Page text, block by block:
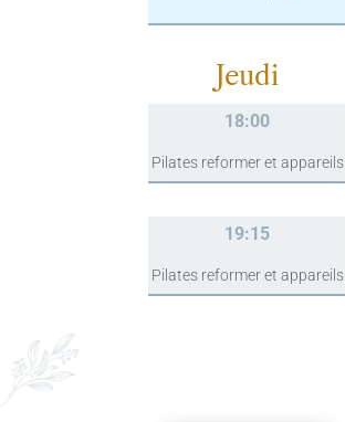
Jeudi
18:00
Pilates reformer et appareils
19:15
Pilates reformer et appareils